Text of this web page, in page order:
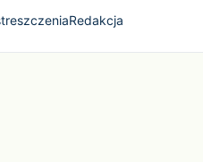
Redakcja